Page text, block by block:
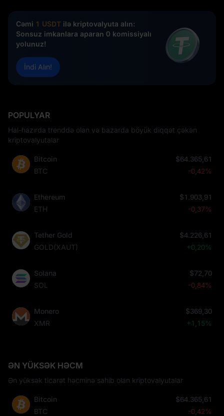
Cəmi 1 USDT ilə kriptovalyuta alın:
Sonsuz imkanlara aparan 0 komissiyalı
yolunuz!
İndi Alın!
POPULYAR
Hal-hazırda trenddə olan və bazarda böyük diqqət çəkən
kriptovalyutalar
Bitcoin
BTC
$64.365,61
-0,42%
Ethereum
ETH
$1.903,91
-0,37%
Tether Gold
GOLD(XAUT)
$4.226,61
+0,20%
Solana
SOL
$72,70
-0,84%
Monero
XMR
$369,30
+1,15%
ƏN YÜKSƏK HƏCM
Ən yüksək ticarət həcminə sahib olan kriptovalyutalar
Bitcoin
BTC
$64.365,61
-0,42%